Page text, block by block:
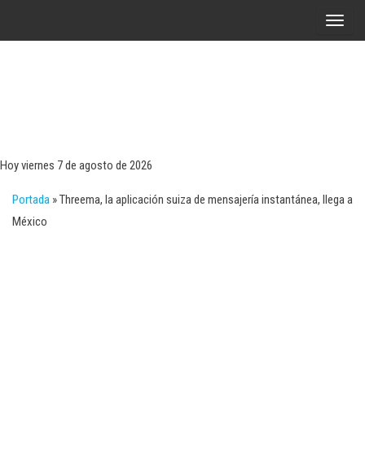
A
l
Hoy viernes 7 de agosto de 2026
Portada »Threema, la aplicación suiza de mensajería instantánea, llega a
México